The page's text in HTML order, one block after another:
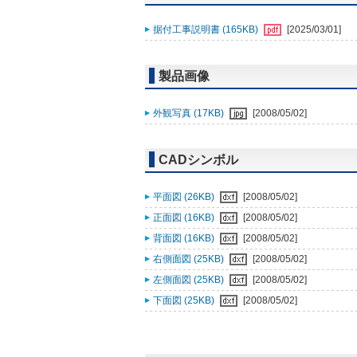
据付工事説明書 (165KB) [2025/03/01]
製品画像
外観写真 (17KB) [2008/05/02]
CADシンボル
平面図 (26KB)
[2008/05/02]
正面図 (16KB)
[2008/05/02]
背面図 (16KB)
[2008/05/02]
右側面図 (25KB)
[2008/05/02]
左側面図 (25KB)
[2008/05/02]
下面図 (25KB)
[2008/05/02]